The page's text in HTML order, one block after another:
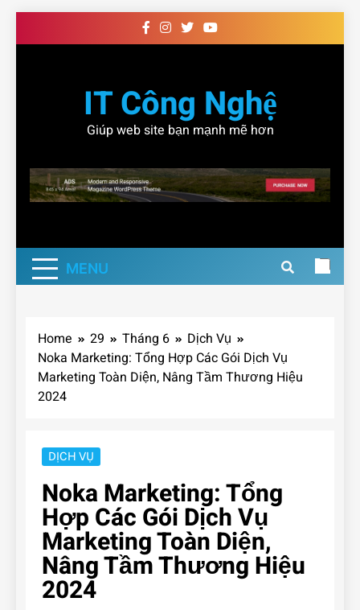
to
IT Công Nghệ
Giúp web site bạn mạnh mẽ hơn
MENU
Home 29 Tháng 6
Dịch Vụ
Noka Marketing: Tổng Hợp Các Gói Dịch Vụ
Marketing Toàn Diện, Nâng Tầm Thương Hiệu
2024
DỊCH VỤ
Noka Marketing: Tổng
Hợp Các Gói Dịch Vụ
Marketing Toàn Diện,
Nâng Tầm Thương Hiệu
2024